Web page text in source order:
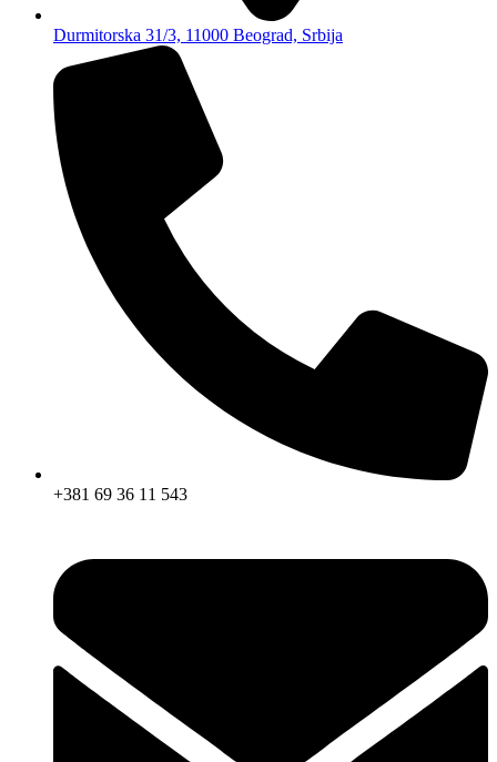
Durmitorska 31/3, 11000 Beograd, Srbija
+381 69 36 11 543